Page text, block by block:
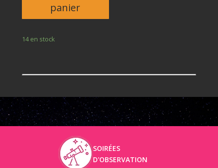
panier
14 en stock
SOIRÉES
D'OBSERVATION